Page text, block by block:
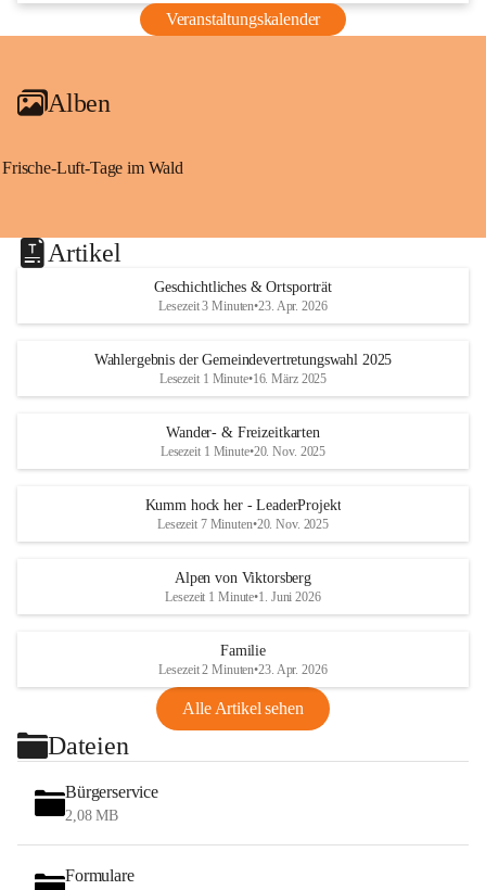
Veranstaltungskalender
Alben
Frische-Luft-Tage im Wald
Artikel
Geschichtliches & Ortsporträt
Lesezeit 3 Minuten•23. Apr. 2026
Wahlergebnis der Gemeindevertretungswahl 2025
Lesezeit 1 Minute•16. März 2025
Wander- & Freizeitkarten
Lesezeit 1 Minute•20. Nov. 2025
Kumm hock her - LeaderProjekt
Lesezeit 7 Minuten•20. Nov. 2025
Alpen von Viktorsberg
Lesezeit 1 Minute•1. Juni 2026
Familie
Lesezeit 2 Minuten•23. Apr. 2026
Alle Artikel sehen
Dateien
Bürgerservice
2,08 MB
Formulare